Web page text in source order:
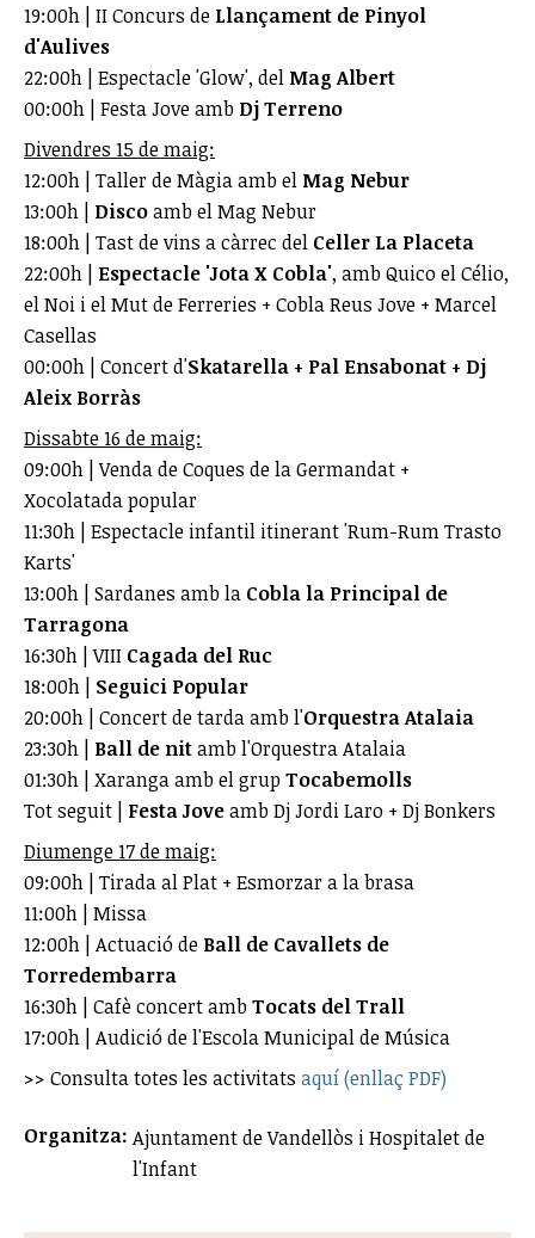
19:00h | II Concurs de Llançament de Pinyol
d'Aulives
22:00h | Espectacle 'Glow', del Mag Albert
00:00h | Festa Jove amb Dj Terreno
Divendres 15 de maig:
12:00h | Taller de Màgia amb el Mag Nebur
13:00h | Discoamb el Mag Nebur
18:00h | Tast de vins a càrrec del Celler La Placeta
22:00h | Espectacle 'Jota X Cobla', amb Quico el Célio,
el Noi i el Mut de Ferreries + Cobla Reus Jove + Marcel
Casellas
00:00h | Concert d'Skatarella + Pal Ensabonat + Dj
Aleix Borràs
Dissabte 16 de maig:
09:00h | Venda de Coques de la Germandat +
Xocolatada popular
11:30h | Espectacle infantil itinerant 'Rum-Rum Trasto
Karts'
13:00h | Sardanes amb la Cobla la Principal de
Tarragona
16:30h | VIII Cagada del Ruc
18:00h | Seguici Popular
20:00h | Concert de tarda amb l'Orquestra Atalaia
23:30h | Ball de nitamb l'Orquestra Atalaia
01:30h | Xaranga amb el grup Tocabemolls
Tot seguit | Festa Joveamb Dj Jordi Laro + Dj Bonkers
Diumenge 17 de maig:
09:00h | Tirada al Plat + Esmorzar a la brasa
11:00h | Missa
12:00h | Actuació de Ball de Cavallets de
Torredembarra
16:30h | Cafè concert ambTocats del Trall
17:00h | Audició de l'Escola Municipal de Música
>> Consulta totes les activitats aquí (enllaç PDF)
Organitza: Ajuntament de Vandellòs i Hospitalet de
l'Infant